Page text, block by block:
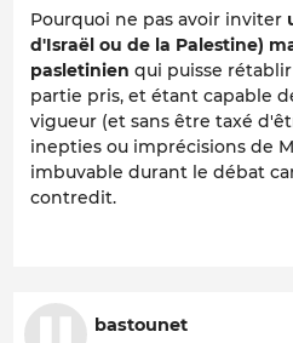
Pourquoi ne pas avoir inviter
d'Israël ou de la Palestine)
pasletinien qui puisse
partie pris, et étant capable
vigueur (et sans être taxé
inepties ou imprécisions de
imbuvable durant le débat
contredit.
bastounet